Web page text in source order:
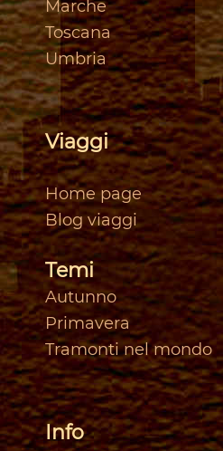
Marche
Toscana
Umbria
Viaggi
Home page
Blog viaggi
Temi
Autunno
Primavera
Tramonti nel mondo
Info